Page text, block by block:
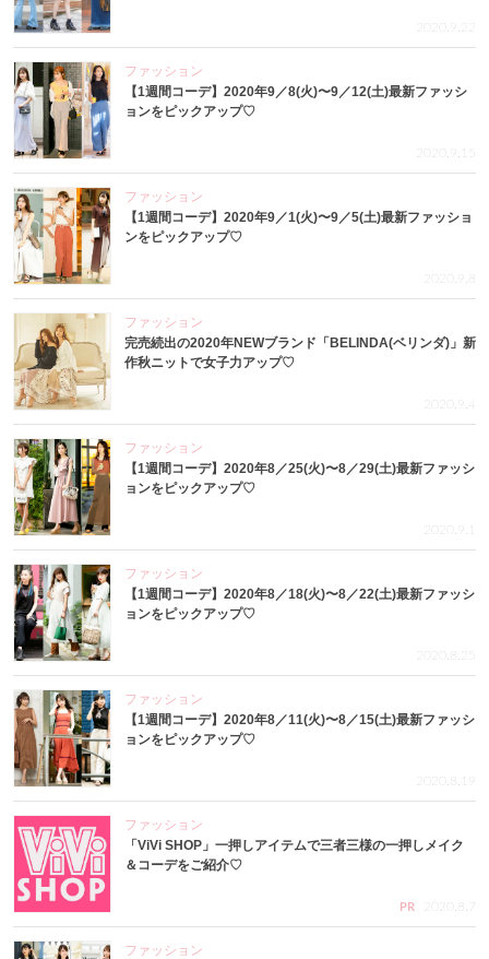
ファッション
【1週間コーデ】2020年9／8(火)〜9／12(土)最新ファッシ
ョンをピックアップ♡
2020.9.15
ファッション
【1週間コーデ】2020年9／1(火)〜9／5(土)最新ファッショ
ンをピックアップ♡
2020.9.8
ファッション
完売続出の2020年NEWブランド「BELINDA(ベリンダ)」新
作秋ニットで女子力アップ♡
2020.9.4
ファッション
【1週間コーデ】2020年8／25(火)〜8／29(土)最新ファッシ
ョンをピックアップ♡
2020.9.1
ファッション
【1週間コーデ】2020年8／18(火)〜8／22(土)最新ファッシ
ョンをピックアップ♡
2020.8.25
ファッション
【1週間コーデ】2020年8／11(火)〜8／15(土)最新ファッシ
ョンをピックアップ♡
2020.8.19
ファッション
「ViVi SHOP」一押しアイテムで三者三様の一押しメイク
＆コーデをご紹介♡
PR 2020.8.7
ファッション